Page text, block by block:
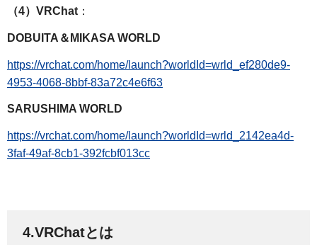
（4）VRChat ：
DOBUITA＆MIKASA WORLD
https://vrchat.com/home/launch?worldId=wrld_ef280de9-
4953-4068-8bbf-83a72c4e6f63
SARUSHIMA WORLD
https://vrchat.com/home/launch?worldId=wrld_2142ea4d-
3faf-49af-8cb1-392fcbf013cc
4.VRChatとは